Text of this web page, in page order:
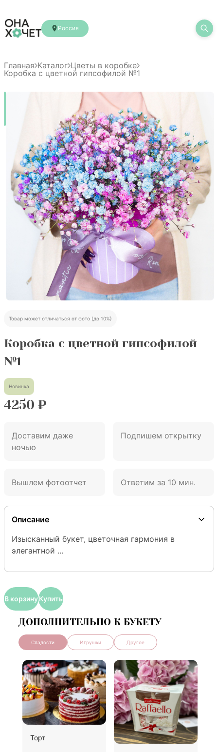
Россия
Главная Каталог Цветы в коробке
Коробка с цветной гипсофилой №1
Товар может отличаться от фото (до 10%)
Коробка с цветной гипсофилой
№1
Новинка
4250 ₽
Доставим даже
ночью
Подпишем открытку
Вышлем фотоотчет Ответим за 10 мин.
Описание
Изысканный букет, цветочная гармония в
элегантной ...
В корзинуКупить
ДОПОЛНИТЕЛЬНО К БУКЕТУ
Сладости Игрушки Другое
Торт